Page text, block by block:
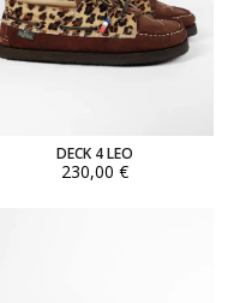
DECK 4 LEO
230,00 €